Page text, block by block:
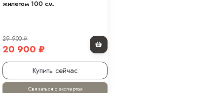
жилетом 100 см.
29 900₽
20 900 ₽
Купить сейчас
Связаться с экспертом